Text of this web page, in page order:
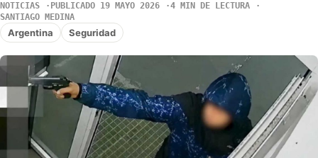
NOTICIAS PUBLICADO 19 MAYO 2026
4 MIN DE LECTURA
SANTIAGO MEDINA
Argentina Seguridad